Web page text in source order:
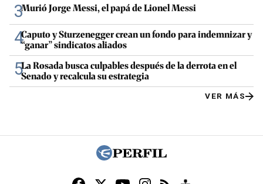
3Murió Jorge Messi, el papá de Lionel Messi
4Caputo y Sturzenegger crean un fondo para indemnizar y
“ganar” sindicatos aliados
5La Rosada busca culpables después de la derrota en el
Senado y recalcula su estrategia
VER MÁS